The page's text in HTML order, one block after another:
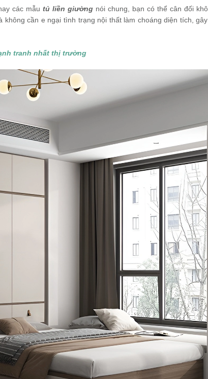
các mẫu tủ liền giường nói chung, bạn có thể cân đối
cần e ngại tình trạng nội thất làm choáng diện tích,
tranh nhất thị trường